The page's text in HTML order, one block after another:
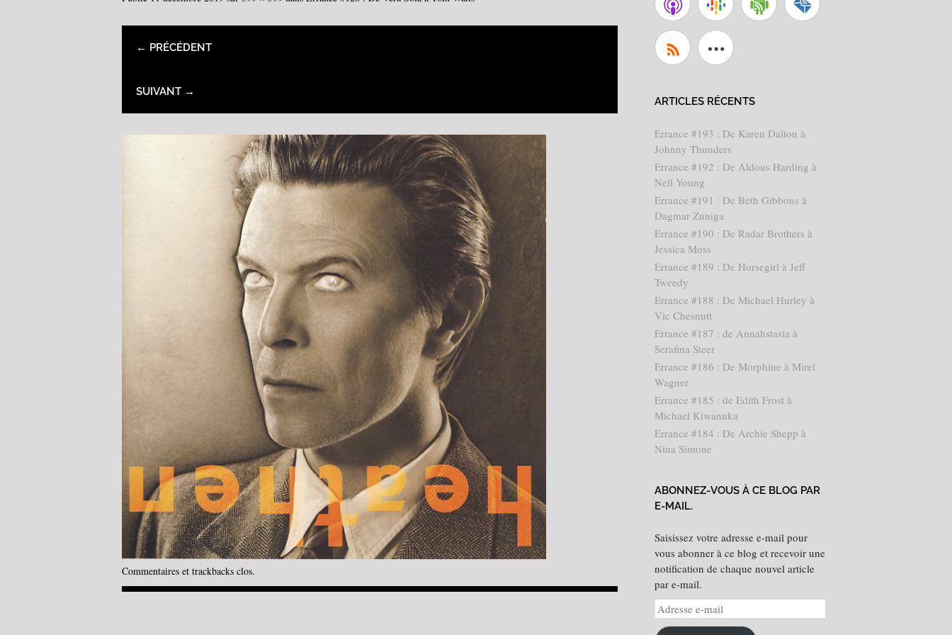
← PRÉCÉDENT
SUIVANT →
Commentaires et trackbacks clos.
ARTICLES RÉCENTS
Errance #193 : De Karen Dalton à
Johnny Thunders
Errance #192 : De Aldous Harding à
Neil Young
Errance #191 : De Beth Gibbons à
Dagmar Zuniga
Errance #190 : De Radar Brothers à
Jessica Moss
Errance #189 : De Horsegirl à Jeff
Tweedy
Errance #188 : De Michael Hurley à
Vic Chesnutt
Errance #187 : de Annahstasia à
Serafina Steer
Errance #186 : De Morphine à Mirel
Wagner
Errance #185 : de Edith Frost à
Michael Kiwanuka
Errance #184 : De Archie Shepp à
Nina Simone
ABONNEZ-VOUS À CE BLOG PAR
E-MAIL.
Saisissez votre adresse e-mail pour
vous abonner à ce blog et recevoir une
notification de chaque nouvel article
par e-mail.
Adresse
e-